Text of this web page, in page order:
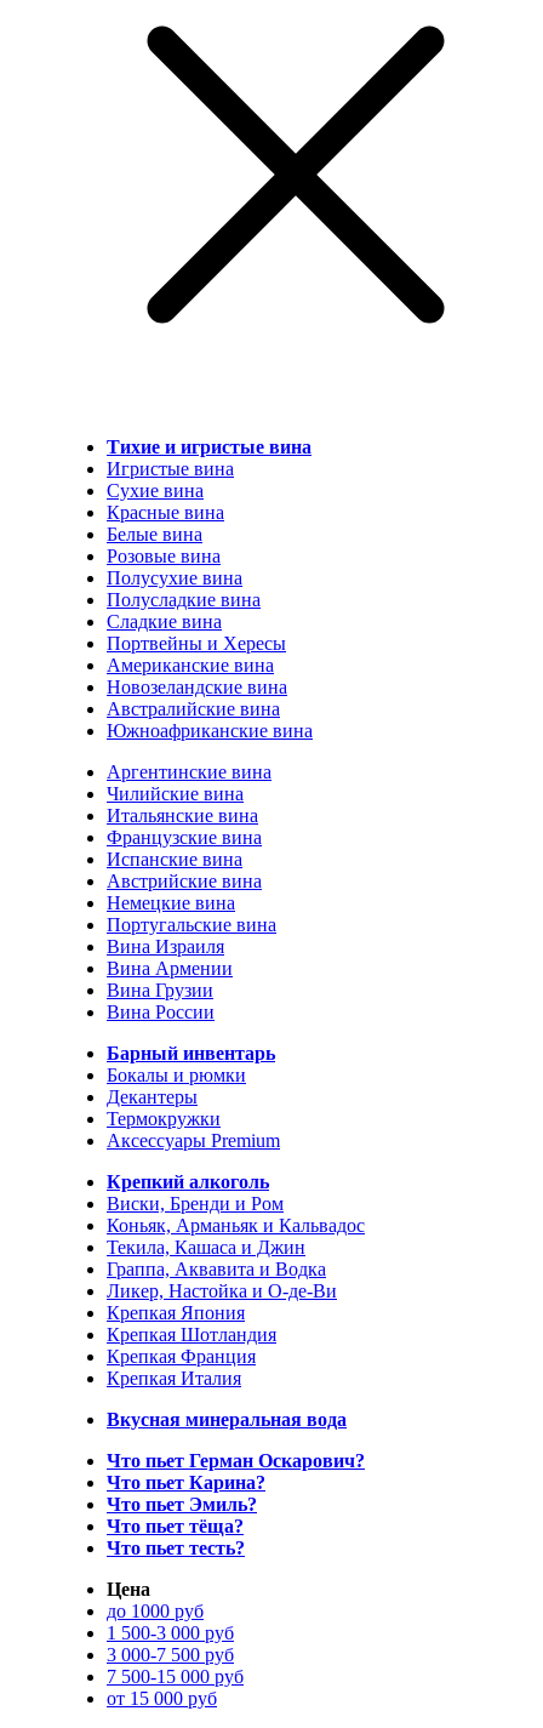
Тихие и игристые вина
Игристые вина
Сухие вина
Красные вина
Белые вина
Розовые вина
Полусухие вина
Полусладкие вина
Сладкие вина
Портвейны и Хересы
Американские вина
Новозеландские вина
Австралийские вина
Южноафриканские вина
Аргентинские вина
Чилийские вина
Итальянские вина
Французские вина
Испанские вина
Австрийские вина
Немецкие вина
Португальские вина
Вина Израиля
Вина Армении
Вина Грузии
Вина России
Барный инвентарь
Бокалы и рюмки
Декантеры
Термокружки
Аксессуары Premium
Крепкий алкоголь
Виски, Бренди и Ром
Коньяк, Арманьяк и Кальвадос
Текила, Кашаса и Джин
Граппа, Аквавита и Водка
Ликер, Настойка и О-де-Ви
Крепкая Япония
Крепкая Шотландия
Крепкая Франция
Крепкая Италия
Вкусная минеральная вода
Что пьет Герман Оскарович?
Что пьет Карина?
Что пьет Эмиль?
Что пьет тёща?
Что пьет тесть?
Цена
до 1000 руб
1 500-3 000 руб
3 000-7 500 руб
7 500-15 000 руб
от 15 000 руб